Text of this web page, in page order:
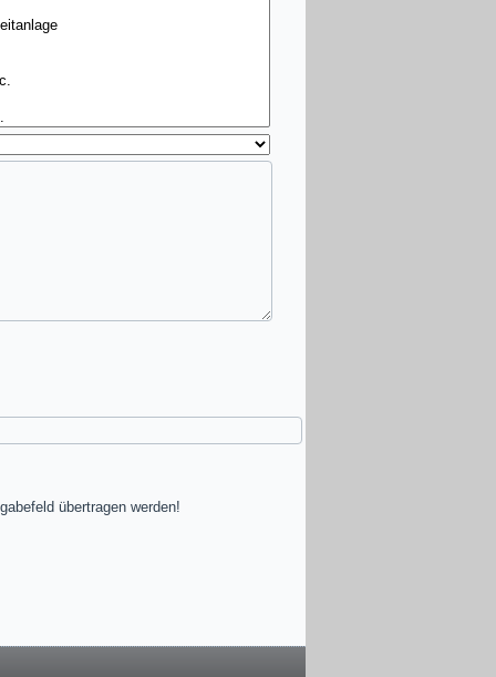
übertragen werden!